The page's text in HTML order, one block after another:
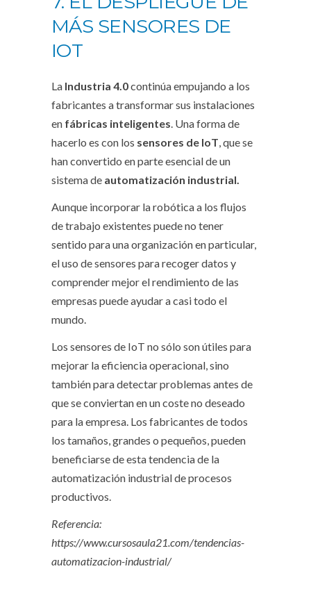
MÁS SENSORES DE
IOT
La Industria 4.0continúa empujando a los
fabricantes a transformar sus instalaciones
en fábricas inteligentes. Una forma de
hacerlo es con los sensores de IoT, que se
han convertido en parte esencial de un
sistema de automatización industrial.
Aunque incorporar la robótica a los flujos
de trabajo existentes puede no tener
sentido para una organización en particular,
el uso de sensores para recoger datos y
comprender mejor el rendimiento de las
empresas puede ayudar a casi todo el
mundo.
Los sensores de IoT no sólo son útiles para
mejorar la eficiencia operacional, sino
también para detectar problemas antes de
que se conviertan en un coste no deseado
para la empresa. Los fabricantes de todos
los tamaños, grandes o pequeños, pueden
beneficiarse de esta tendencia de la
automatización industrial de procesos
productivos.
Referencia:
https://www.cursosaula21.com/tendencias-
automatizacion-industrial/